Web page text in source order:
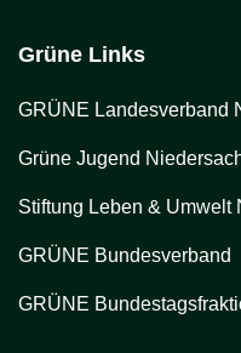
Grüne Links
GRÜNE Landesverband
Grüne Jugend
Stiftung Leben & Umwelt
GRÜNE Bundesverband
GRÜNE